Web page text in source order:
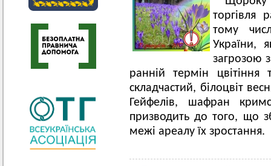
торгівля
тому
України,
загрозою
ранній термін цвітіння
складчастий, білоцвіт
Гейфелів, шафран
призводить до того, що
межі ареалу їх зростання.